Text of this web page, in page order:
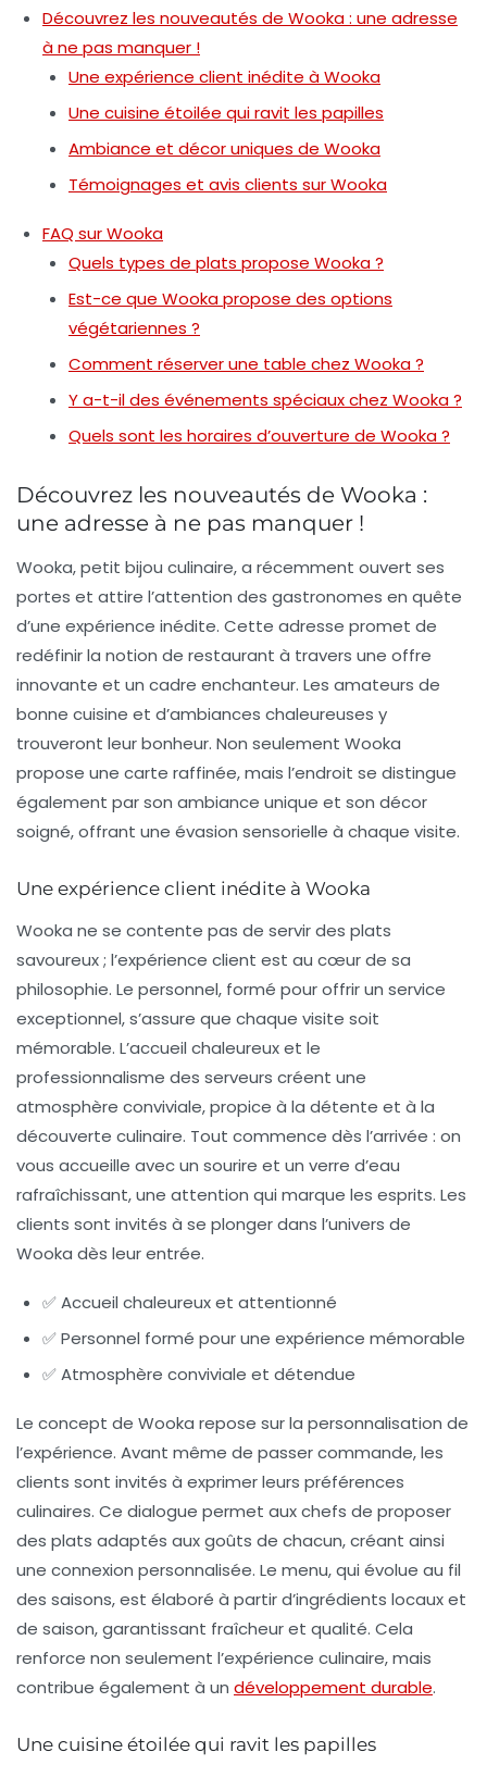
Découvrez les nouveautés de Wooka : une adresse
à ne pas manquer !
Une expérience client inédite à Wooka
Une cuisine étoilée qui ravit les papilles
Ambiance et décor uniques de Wooka
Témoignages et avis clients sur Wooka
FAQ sur Wooka
Quels types de plats propose Wooka ?
Est-ce que Wooka propose des options
végétariennes ?
Comment réserver une table chez Wooka ?
Y a-t-il des événements spéciaux chez Wooka ?
Quels sont les horaires d’ouverture de Wooka ?
Découvrez les nouveautés de Wooka :
une adresse à ne pas manquer !
Wooka, petit bijou culinaire, a récemment ouvert ses
portes et attire l’attention des gastronomes en quête
d’une expérience inédite. Cette adresse promet de
redéfinir la notion de restaurant à travers une offre
innovante et un cadre enchanteur. Les amateurs de
bonne cuisine et d’ambiances chaleureuses y
trouveront leur bonheur. Non seulement Wooka
propose une carte raffinée, mais l’endroit se distingue
également par son ambiance unique et son décor
soigné, offrant une évasion sensorielle à chaque visite.
Une expérience client inédite à Wooka
Wooka ne se contente pas de servir des plats
savoureux ; l’expérience client est au cœur de sa
philosophie. Le personnel, formé pour offrir un service
exceptionnel, s’assure que chaque visite soit
mémorable. L’accueil chaleureux et le
professionnalisme des serveurs créent une
atmosphère conviviale, propice à la détente et à la
découverte culinaire. Tout commence dès l’arrivée : on
vous accueille avec un sourire et un verre d’eau
rafraîchissant, une attention qui marque les esprits. Les
clients sont invités à se plonger dans l’univers de
Wooka dès leur entrée.
✅ Accueil chaleureux et attentionné
✅ Personnel formé pour une expérience mémorable
✅ Atmosphère conviviale et détendue
Le concept de Wooka repose sur la personnalisation de
l’expérience. Avant même de passer commande, les
clients sont invités à exprimer leurs préférences
culinaires. Ce dialogue permet aux chefs de proposer
des plats adaptés aux goûts de chacun, créant ainsi
une connexion personnalisée. Le menu, qui évolue au fil
des saisons, est élaboré à partir d’ingrédients locaux et
de saison, garantissant fraîcheur et qualité. Cela
renforce non seulement l’expérience culinaire, mais
contribue également à un développement durable.
Une cuisine étoilée qui ravit les papilles